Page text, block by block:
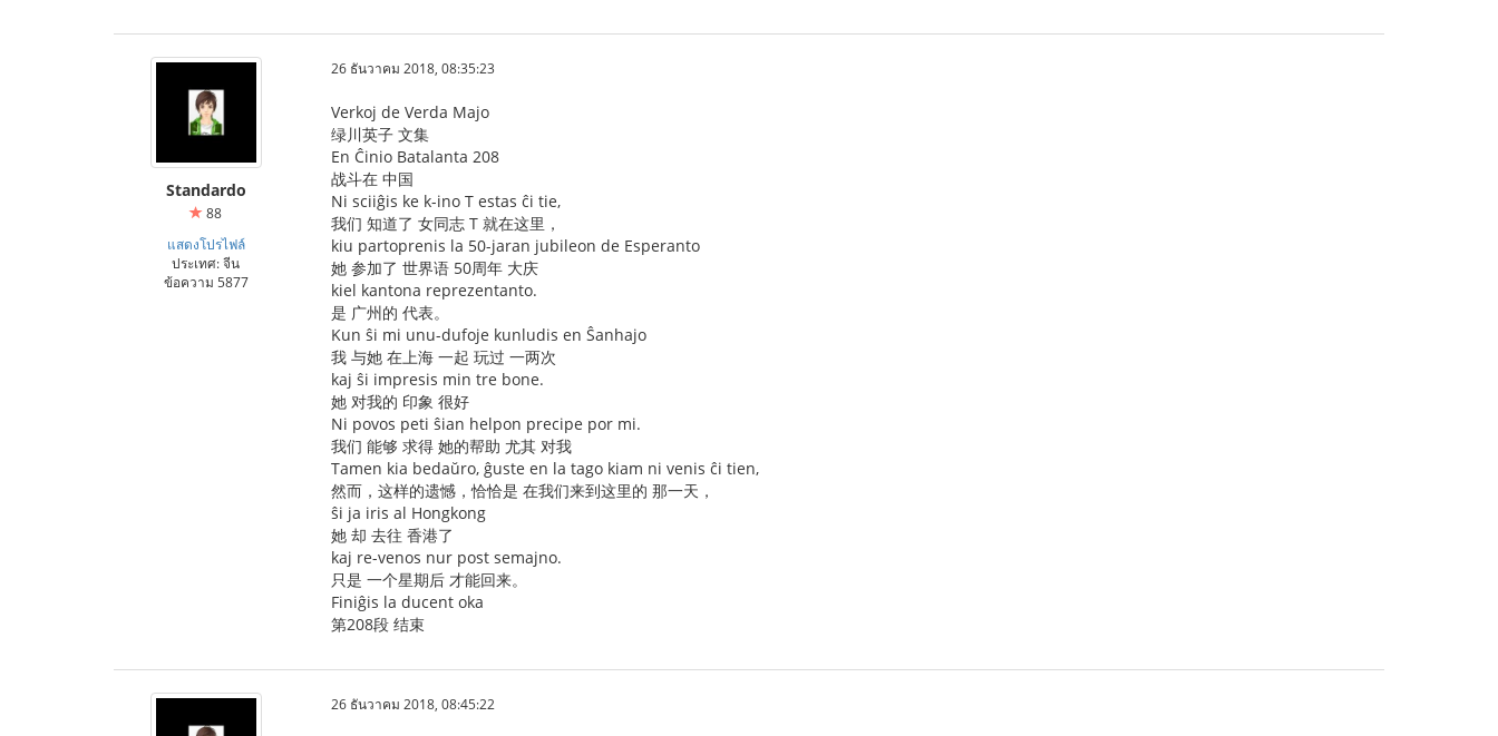
Standardo
88
แสดงโปรไฟล์
ประเทศ: จีน
ข้อความ 5877
26 ธันวาคม 2018, 08:35:23
Verkoj de Verda Majo
绿川英子 文集
En Ĉinio Batalanta 208
战斗在 中国
Ni sciiĝis ke k-ino T estas ĉi tie,
我们 知道了 女同志 T 就在这里，
kiu partoprenis la 50-jaran jubileon de Esperanto
她 参加了 世界语 50周年 大庆
kiel kantona reprezentanto.
是 广州的 代表。
Kun ŝi mi unu-dufoje kunludis en Ŝanhajo
我 与她 在上海 一起 玩过 一两次
kaj ŝi impresis min tre bone.
她 对我的 印象 很好
Ni povos peti ŝian helpon precipe por mi.
我们 能够 求得 她的帮助 尤其 对我
Tamen kia bedaŭro, ĝuste en la tago kiam ni venis ĉi tien,
然而，这样的遗憾，恰恰是 在我们来到这里的 那一天，
ŝi ja iris al Hongkong
她 却 去往 香港了
kaj re-venos nur post semajno.
只是 一个星期后 才能回来。
Finiĝis la ducent oka
第208段 结束
26 ธันวาคม 2018, 08:45:22